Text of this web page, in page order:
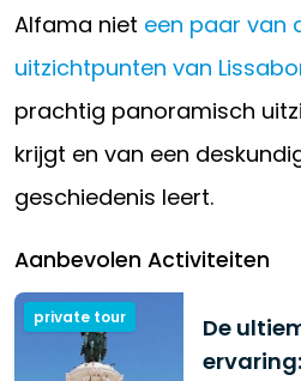
Alfama niet een paar van
uitzichtpunten van
prachtig panoramisch
krijgt en van een
geschiedenis leert.
Aanbevolen Activiteiten
private tour
De